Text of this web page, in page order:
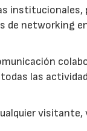
institucionales,
de networking
las
visitante,